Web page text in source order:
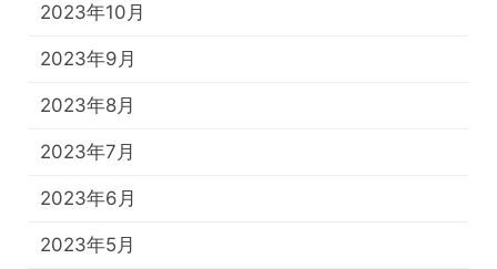
2023年10月
2023年9月
2023年8月
2023年7月
2023年6月
2023年5月